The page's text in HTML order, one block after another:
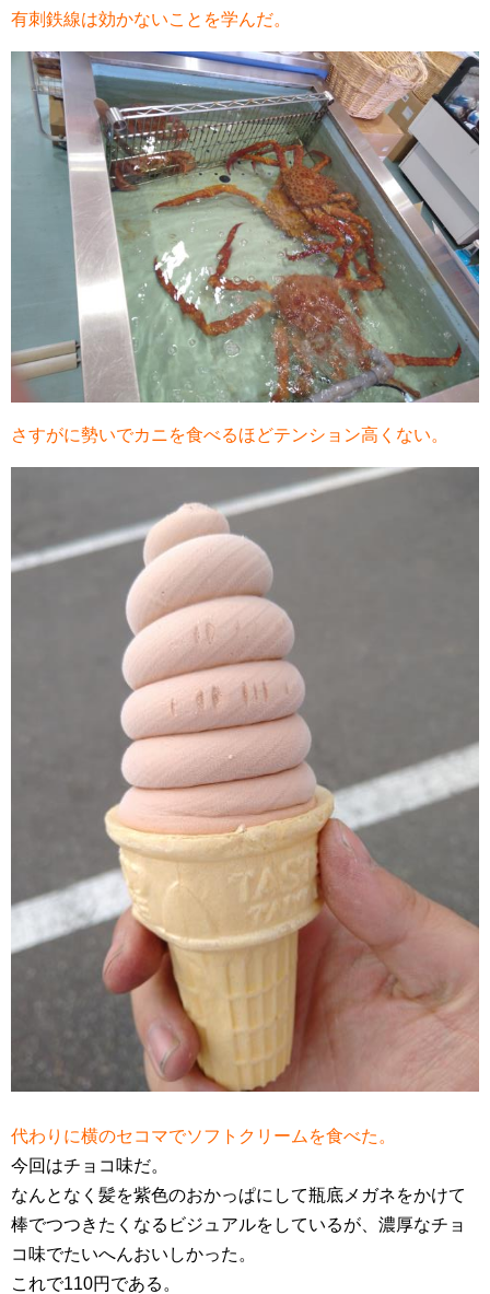
有刺鉄線は効かないことを学んだ。
さすがに勢いでカニを食べるほどテンション高くない。
代わりに横のセコマでソフトクリームを食べた。
今回はチョコ味だ。
なんとなく髪を紫色のおかっぱにして瓶底メガネをかけて
棒でつつきたくなるビジュアルをしているが、濃厚なチョ
コ味でたいへんおいしかった。
これで110円である。